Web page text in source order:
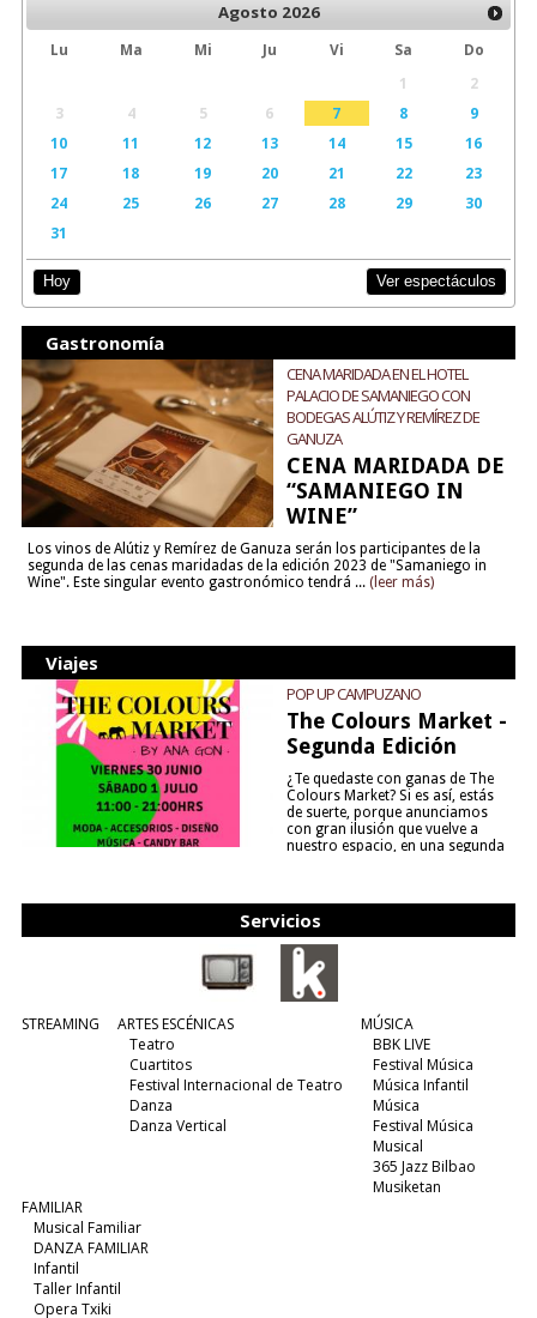
Agosto 2026
Lu Ma Mi Ju Vi Sa
Do
1
2
3
4 5 6 7 8
9
10
11 12 13 14 15
16
17
18 19 20 21 22
23
24
25 26 27 28 29
30
31
Hoy Ver espectáculos
Gastronomía
CENA MARIDADA EN EL HOTEL
PALACIO DE SAMANIEGO CON
BODEGAS ALÚTIZ Y REMÍREZ DE
GANUZA
CENA MARIDADA DE
“SAMANIEGO IN
WINE”
Los vinos de Alútiz y Remírez de Ganuza serán los participantes de la
segunda de las cenas maridadas de la edición 2023 de "Samaniego in
Wine". Este singular evento gastronómico tendrá ... (leer más)
Viajes
POP UP CAMPUZANO
The Colours Market -
Segunda Edición
¿Te quedaste con ganas de The
Colours Market? Si es así, estás
de suerte, porque anunciamos
con gran ilusión que vuelve a
nuestro espacio, en una segunda
Servicios
STREAMING
ARTES ESCÉNICAS
Teatro
Cuartitos
Festival Internacional de Teatro
Danza
Danza Vertical
MÚSICA
BBK LIVE
Festival Música
Música Infantil
Música
Festival Música
Musical
365 Jazz Bilbao
Musiketan
FAMILIAR
Musical Familiar
DANZA FAMILIAR
Infantil
Taller Infantil
Opera Txiki